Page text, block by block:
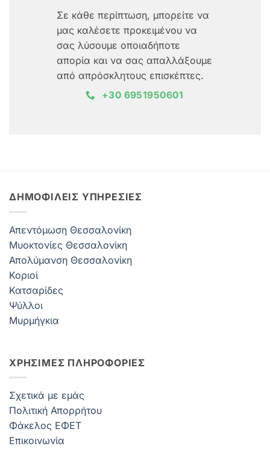
Σε κάθε περίπτωση, μπορείτε να
μας καλέσετε προκειμένου να
σας λύσουμε οποιαδήποτε
απορία και να σας απαλλάξουμε
από απρόσκλητους επισκέπτες.
+30 6951950601
ΔΗΜΟΦΙΛΕΊΣ ΥΠΗΡΕΣΊΕΣ
Απεντόμωση Θεσσαλονίκη
Μυοκτονίες Θεσσαλονίκη
Απολύμανση Θεσσαλονίκη
Κοριοί
Κατσαρίδες
Ψύλλοι
Μυρμήγκια
ΧΡΗΣΙΜΕΣ ΠΛΗΡΟΦΟΡΙΕΣ
Σχετικά με εμάς
Πολιτική Απορρήτου
Φάκελος ΕΦΕΤ
Επικοινωνία